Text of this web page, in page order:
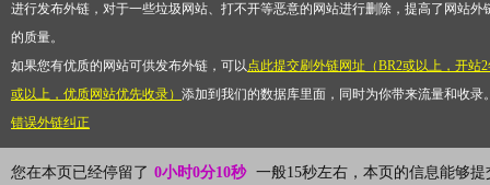
进行发布外链，对于一些垃圾网站、打不开等恶意的网站进行删除，提高了网站外
的质量。
如果您有优质的网站可供发布外链，可以点此提交刷外链网址（BR2或以上，开站
或以上，优质网站优先收录） 添加到我们的数据库里面，同时为你带来流量和收录
错误外链纠正
您在本页已经停留了 0小时0分10秒 一般15秒左右，本页的信息能够提